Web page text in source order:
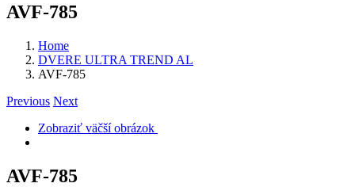
AVF-785
Home
DVERE ULTRA TREND AL
AVF-785
Previous Next
Zobraziť väčší obrázok
AVF-785